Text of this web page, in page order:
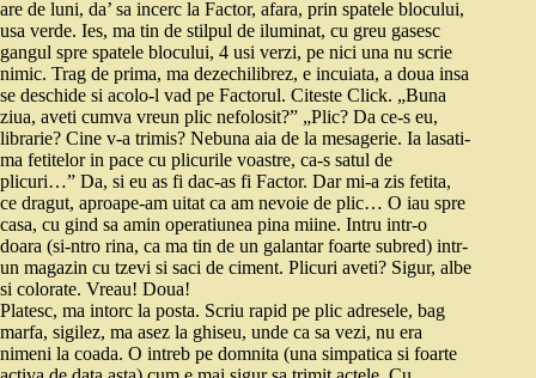
are de luni, da’ sa incerc la Factor, afara, prin spatele blocului,
usa verde. Ies, ma tin de stilpul de iluminat, cu greu gasesc
gangul spre spatele blocului, 4 usi verzi, pe nici una nu scrie
nimic. Trag de prima, ma dezechilibrez, e incuiata, a doua insa
se deschide si acolo-l vad pe Factorul. Citeste Click. „Buna
ziua, aveti cumva vreun plic nefolosit?” „Plic? Da ce-s eu,
librarie? Cine v-a trimis? Nebuna aia de la mesagerie. Ia lasati-
ma fetitelor in pace cu plicurile voastre, ca-s satul de
plicuri…” Da, si eu as fi dac-as fi Factor. Dar mi-a zis fetita,
ce dragut, aproape-am uitat ca am nevoie de plic… O iau spre
casa, cu gind sa amin operatiunea pina miine. Intru intr-o
doara (si-ntro rina, ca ma tin de un galantar foarte subred) intr-
un magazin cu tzevi si saci de ciment. Plicuri aveti? Sigur, albe
si colorate. Vreau! Doua!
Platesc, ma intorc la posta. Scriu rapid pe plic adresele, bag
marfa, sigilez, ma asez la ghiseu, unde ca sa vezi, nu era
nimeni la coada. O intreb pe domnita (una simpatica si foarte